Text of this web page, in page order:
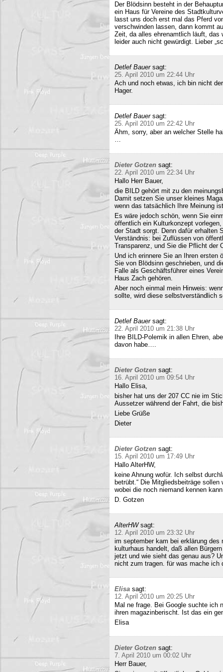
Der Blödsinn besteht in der
ein Haus für Vereine des
lasst uns doch erst mal das Pferd
verschwinden lassen, dann kommt
Zeit, da alles ehrenamtlich läuft, das
leider auch nicht gewürdigt. Lieber
Detlef Bauer sagt:
25. April 2010 um 22:44 Uhr
Ach und noch etwas, ich bin nicht
Hager.
Detlef Bauer sagt:
25. April 2010 um 22:42 Uhr
Ähm, sorry, aber an welcher Stelle
…
Dieter Gotzen sagt:
22. April 2010 um 22:34 Uhr
Hallo Herr Bauer,
die BILD gehört mit zu den
Damit setzen Sie unser kleines
wenn das tatsächlich Ihre Meinung
Es wäre jedoch schön, wenn Sie
öffentlich ein Kulturkonzept
der Stadt sorgt. Denn dafür erhalten
Verständnis: bei Zuflüssen von
Transparenz, und Sie die Pflicht der
Und ich erinnere Sie an Ihren ersten
Sie von Blödsinn geschrieben, und
Falle als Geschäftsführer eines
Haus Zach gehören.
Aber noch einmal mein Hinweis:
sollte, wird diese selbstverständlich
Detlef Bauer sagt:
22. April 2010 um 21:38 Uhr
Ihre BILD-Polemik in allen Ehren,
davon habe….
Dieter Gotzen sagt:
16. April 2010 um 09:54 Uhr
Hallo Elisa,
bisher hat uns der 207 CC nie im
Aussetzer während der Fahrt, die
Liebe Grüße
Dieter
Dieter Gotzen sagt:
15. April 2010 um 17:49 Uhr
Hallo AlterHW,
keine Ahnung wofür. Ich selbst
betrübt.“ Die Mitgliedsbeiträge
wobei die noch niemand kennen
D. Gotzen
AlterHW sagt:
12. April 2010 um 23:32 Uhr
im september kam bei erklärung
kulturhaus handelt, daß allen
jetzt und wie sieht das genau aus?
nicht zum tragen. für was mache ich
Elisa sagt:
12. April 2010 um 20:25 Uhr
Mal ne frage. Bei Google suchte ich
ihren magazinberischt. Ist das ein
Elisa
Dieter Gotzen sagt:
7. April 2010 um 00:02 Uhr
Herr Bauer,